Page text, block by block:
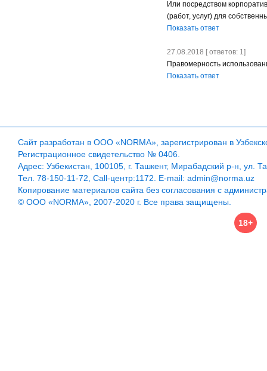
Или посредством
(работ, услуг) для
Показать ответ
27.08.2018 [ ответов: 1]
Правомерность
Показать ответ
Сайт разработан в ООО «NORMA», зарегистрирован в
Регистрационное свидетельство № 0406.
Адрес: Узбекистан, 100105, г. Ташкент, Мирабадский р-н, ул.
Тел. 78-150-11-72, Call-центр:1172. E-mail: admin@norma.uz
Копирование материалов сайта без согласования с
© ООО «NORMA», 2007-2020 г. Все права защищены.
18+